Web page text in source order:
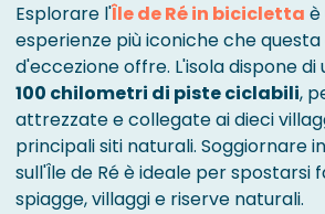
Esplorare l'Île de Ré in bicicletta è
esperienze più iconiche che
d'eccezione offre. L'isola dispone
100 chilometri di piste ciclabili,
attrezzate e collegate ai dieci
principali siti naturali. Soggiornare
sull'Île de Ré è ideale per
spiagge, villaggi e riserve naturali.